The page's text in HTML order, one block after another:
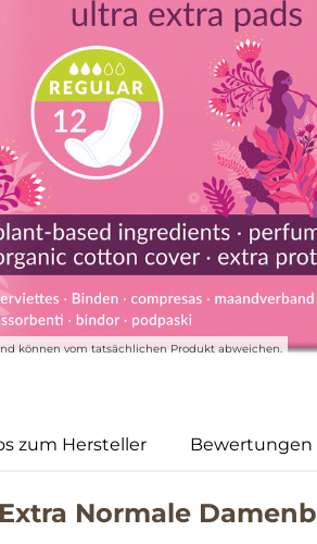
können vom tatsächlichen Produkt abweichen.
zum Hersteller Bewertungen
Normale